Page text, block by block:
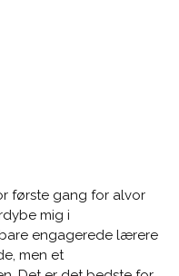
første gang for alvor
mig i
engagerede lærere
men et